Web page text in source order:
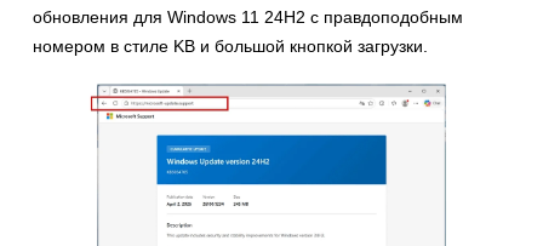
обновления для Windows 11 24H2 с правдоподобным
номером в стиле KB и большой кнопкой загрузки.